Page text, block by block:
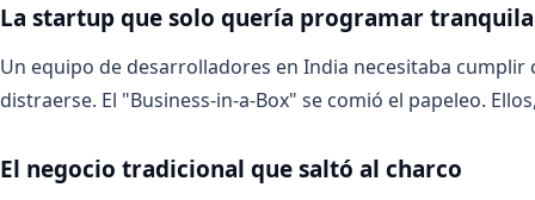
La startup que solo quería programar tranquila
Un equipo de desarrolladores en India necesitaba
distraerse. El "Business-in-a-Box" se comió el papeleo.
El negocio tradicional que saltó al charco